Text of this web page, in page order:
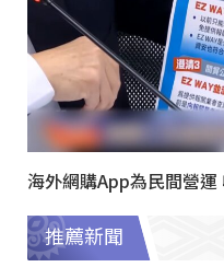
海外網購App為民間營
推薦新聞